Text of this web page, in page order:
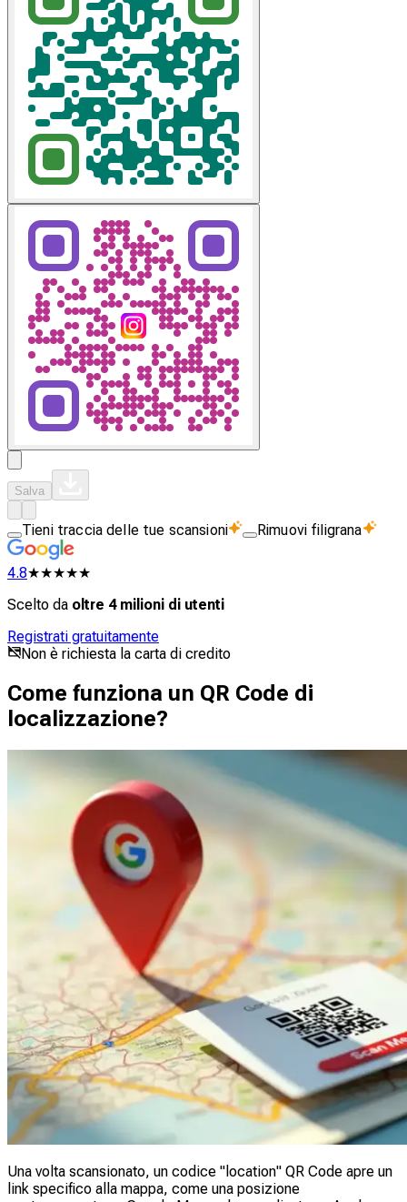
Salva
Tieni traccia delle tue scansioni Rimuovi filigrana
4.8★★★★★
Scelto da oltre 4 milioni di utenti
Registrati gratuitamente
Non è richiesta la carta di credito
Come funziona un QR Code di
localizzazione?
Una volta scansionato, un codice "location" QR Code apre un
link specifico alla mappa, come una posizione